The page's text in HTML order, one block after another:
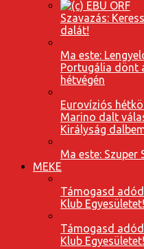
Szavazás:
dalát!
Ma este:
Portugália dönt
hétvégén
Eurovíziós
Marino dalt
Királyság
Ma este: Szuper
MEKE
Támogasd
Klub Egyesületet!
Támogasd
Klub Egyesületet!